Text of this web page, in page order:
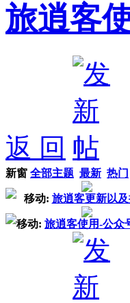
旅逍客
返 回
新窗 全部主题 最新 热门
移动: 旅逍客更新以
移动: 旅逍客使用-公众